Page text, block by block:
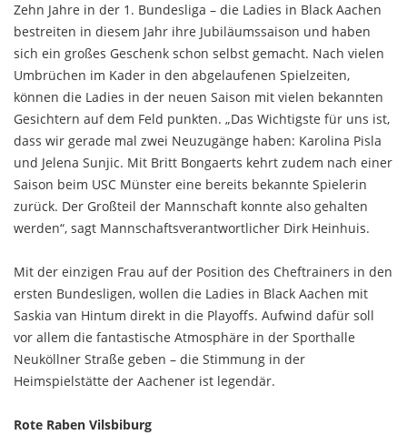
Zehn Jahre in der 1. Bundesliga – die Ladies in Black Aachen
bestreiten in diesem Jahr ihre Jubiläumssaison und haben
sich ein großes Geschenk schon selbst gemacht. Nach vielen
Umbrüchen im Kader in den abgelaufenen Spielzeiten,
können die Ladies in der neuen Saison mit vielen bekannten
Gesichtern auf dem Feld punkten. „Das Wichtigste für uns ist,
dass wir gerade mal zwei Neuzugänge haben: Karolina Pisla
und Jelena Sunjic. Mit Britt Bongaerts kehrt zudem nach einer
Saison beim USC Münster eine bereits bekannte Spielerin
zurück. Der Großteil der Mannschaft konnte also gehalten
werden“, sagt Mannschaftsverantwortlicher Dirk Heinhuis.
Mit der einzigen Frau auf der Position des Cheftrainers in den
ersten Bundesligen, wollen die Ladies in Black Aachen mit
Saskia van Hintum direkt in die Playoffs. Aufwind dafür soll
vor allem die fantastische Atmosphäre in der Sporthalle
Neuköllner Straße geben – die Stimmung in der
Heimspielstätte der Aachener ist legendär.
Rote Raben Vilsbiburg